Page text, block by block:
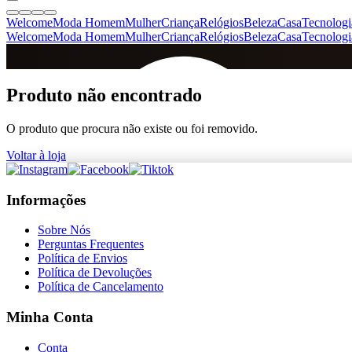
WelcomeModa HomemMulherCriançaRelógiosBelezaCasa
WelcomeModa HomemMulherCriançaRelógiosBelezaCasa
+de 36.000 reviews
Produto não encontrado
O produto que procura não existe ou foi removido.
Voltar à loja
Informações
Sobre Nós
Perguntas Frequentes
Política de Envios
Política de Devoluções
Política de Cancelamento
Minha Conta
Conta